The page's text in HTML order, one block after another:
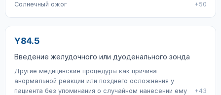
Солнечный ожог +50
Y84.5
Введение желудочного или дуоденального зонда
Другие медицинские процедуры как причина
анормальной реакции или позднего осложнения у
пациента без упоминания о случайном нанесении ему
+43